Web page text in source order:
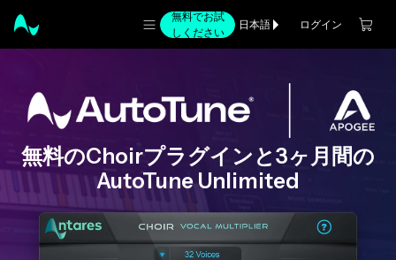
無料でお試
しください
日本語 ログイン
無料のChoirプラグインと3ヶ月間の
AutoTune Unlimited